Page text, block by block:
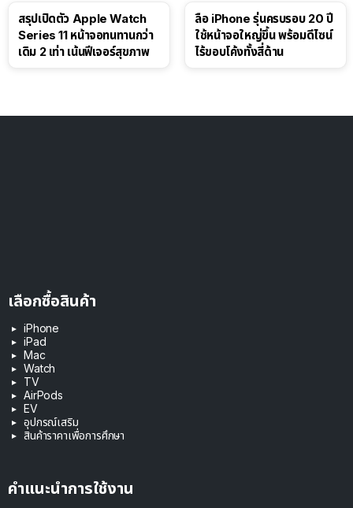
สรุปเปิดตัว Apple Watch
Series 11 หน้าจอทนทานกว่า
เดิม 2 เท่า เน้นฟีเจอร์สุขภาพ
ลือ iPhone รุ่นครบรอบ 20 ปี
ใช้หน้าจอใหญ่ขึ้น พร้อมดีไซน์
ไร้ขอบโค้งทั้งสี่ด้าน
เลือกซื้อสินค้า
iPhone
iPad
Mac
Watch
TV
AirPods
EV
อุปกรณ์เสริม
สินค้าราคาเพื่อการศึกษา
คำแนะนำการใช้งาน